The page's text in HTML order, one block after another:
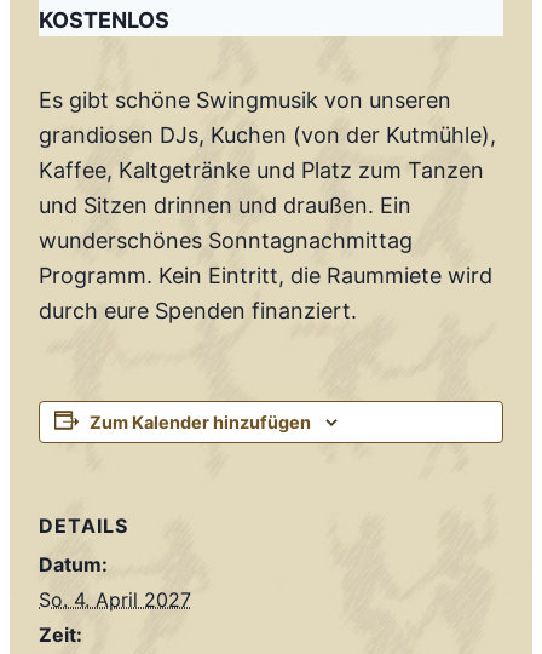
KOSTENLOS
Es gibt schöne Swingmusik von unseren
grandiosen DJs, Kuchen (von der Kutmühle),
Kaffee, Kaltgetränke und Platz zum Tanzen
und Sitzen drinnen und draußen. Ein
wunderschönes Sonntagnachmittag
Programm. Kein Eintritt, die Raummiete wird
durch eure Spenden finanziert.
Zum Kalender hinzufügen
DETAILS
Datum:
So. 4. April 2027
Zeit: